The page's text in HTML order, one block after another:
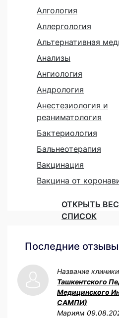
Алгология
Аллергология
Альтернативная
Анализы
Ангиология
Андрология
Анестезиология и
реаниматология
Бактериология
Бальнеотерапия
Вакцинация
Вакцина от
ОТКРЫТЬ
СПИСОК
Последние
Название
Ташкентского
Медицинского
САМПИ)
Мариям